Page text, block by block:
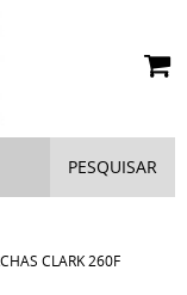
PESQUISAR
CLARK 260F